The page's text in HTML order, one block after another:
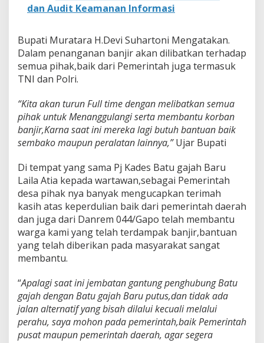
dan Audit Keamanan Informasi
Bupati Muratara H.Devi Suhartoni Mengatakan.
Dalam penanganan banjir akan dilibatkan terhadap
semua pihak,baik dari Pemerintah juga termasuk
TNI dan Polri.
“Kita akan turun Full time dengan melibatkan semua
pihak untuk Menanggulangi serta membantu korban
banjir,Karna saat ini mereka lagi butuh bantuan baik
sembako maupun peralatan lainnya,”Ujar Bupati
Di tempat yang sama Pj Kades Batu gajah Baru
Laila Atia kepada wartawan,sebagai Pemerintah
desa pihak nya banyak mengucapkan terimah
kasih atas keperdulian baik dari pemerintah daerah
dan juga dari Danrem 044/Gapo telah membantu
warga kami yang telah terdampak banjir,bantuan
yang telah diberikan pada masyarakat sangat
membantu.
“Apalagi saat ini jembatan gantung penghubung Batu
gajah dengan Batu gajah Baru putus,dan tidak ada
jalan alternatif yang bisah dilalui kecuali melalui
perahu, saya mohon pada pemerintah,baik Pemerintah
pusat maupun pemerintah daerah, agar segera